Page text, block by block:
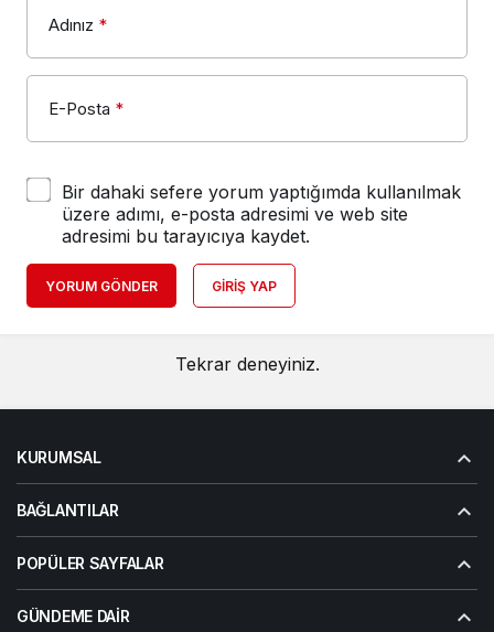
Adınız *
E-Posta *
Bir dahaki sefere yorum yaptığımda kullanılmak
üzere adımı, e-posta adresimi ve web site
adresimi bu tarayıcıya kaydet.
YORUM GÖNDER GIRIŞ YAP
Tekrar deneyiniz.
KURUMSAL
BAĞLANTILAR
POPÜLER SAYFALAR
GÜNDEME DAIR